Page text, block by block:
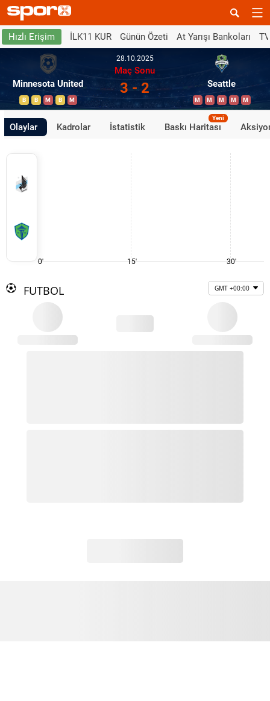
Hızlı Erişim İLK11 KUR Günün Özeti At Yarışı Bankoları
Minnesota United
B B M B M
28.10.2025
Maç Sonu
3 - 2 Seattle
M M M M M
Olaylar Kadrolar İstatistik Baskı Haritası
Yeni
0' 15' 30'
FUTBOL GMT +00:00